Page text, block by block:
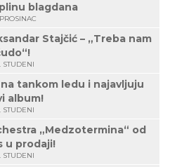
blagdana
Stajčić – „Treba nam
STUDENI
na tankom ledu i najavljuju
album!
STUDENI
„Medzotermina“ od
u prodaji!
STUDENI